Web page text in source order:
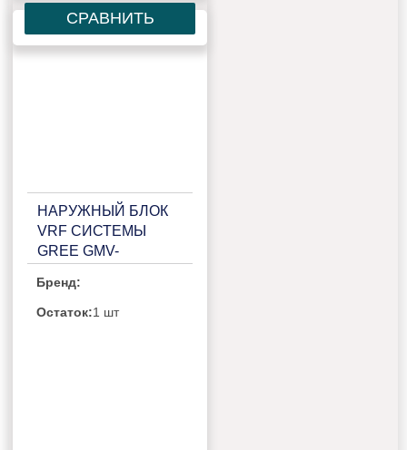
СРАВНИТЬ
НАРУЖНЫЙ БЛОК
VRF СИСТЕМЫ
GREE GMV-
Бренд:
Остаток:1 шт